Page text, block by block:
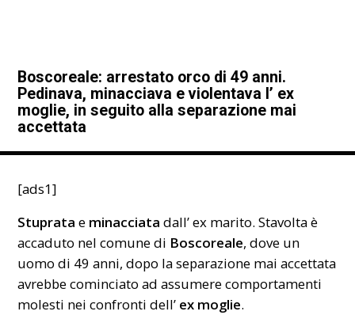
Boscoreale: arrestato orco di 49 anni.
Pedinava, minacciava e violentava l’ ex
moglie, in seguito alla separazione mai
accettata
[ads1]
Stuprata e minacciata dall’ ex marito. Stavolta è
accaduto nelcomunedi Boscoreale, dove un
uomo di 49 anni, dopo la separazione mai accettata
avrebbe cominciato ad assumere comportamenti
molesti nei confronti dell’ ex moglie.